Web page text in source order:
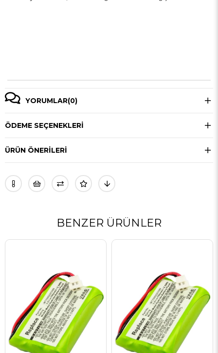
YORUMLAR(0)
ÖDEME SEÇENEKLERI
ÜRÜN ÖNERILERI
BENZER ÜRÜNLER